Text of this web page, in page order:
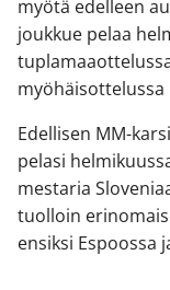
myötä edelleen
joukkue pelaa
Edellisen MM-
pelasi
mestaria
tuolloin
ensiksi Espoossa